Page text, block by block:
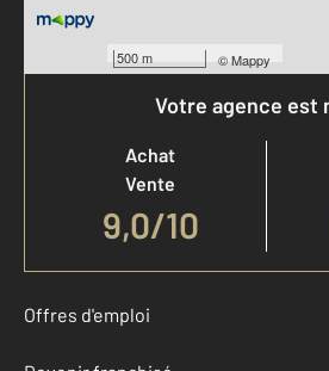
500 m ©Mappy
Votre agence est
Achat
Vente
9,0/10
Offres d'emploi